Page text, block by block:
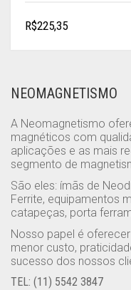
R$225,35
NEOMAGNETISMO
A Neomagnetismo
magnéticos com
aplicações e as mais
segmento de
São eles: ímãs de
Ferrite, equipamentos
catapeças, porta
Nosso papel é
menor custo,
sucesso dos nossos
TEL: (11) 5542 3847